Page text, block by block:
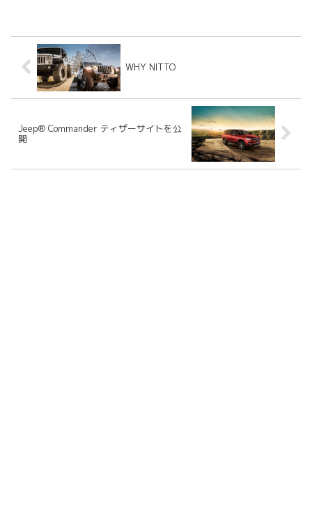
WHY NITTO
Jeep®︎ Commander ティザーサイトを公
開